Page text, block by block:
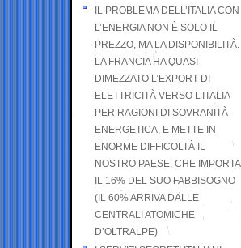
IL PROBLEMA DELL’ITALIA CON
L’ENERGIA NON È SOLO IL
PREZZO, MA LA DISPONIBILITÀ.
LA FRANCIA HA QUASI
DIMEZZATO L’EXPORT DI
ELETTRICITÀ VERSO L’ITALIA
PER RAGIONI DI SOVRANITÀ
ENERGETICA, E METTE IN
ENORME DIFFICOLTÀ IL
NOSTRO PAESE, CHE IMPORTA
IL 16% DEL SUO FABBISOGNO
(IL 60% ARRIVA DALLE
CENTRALI ATOMICHE
D’OLTRALPE)